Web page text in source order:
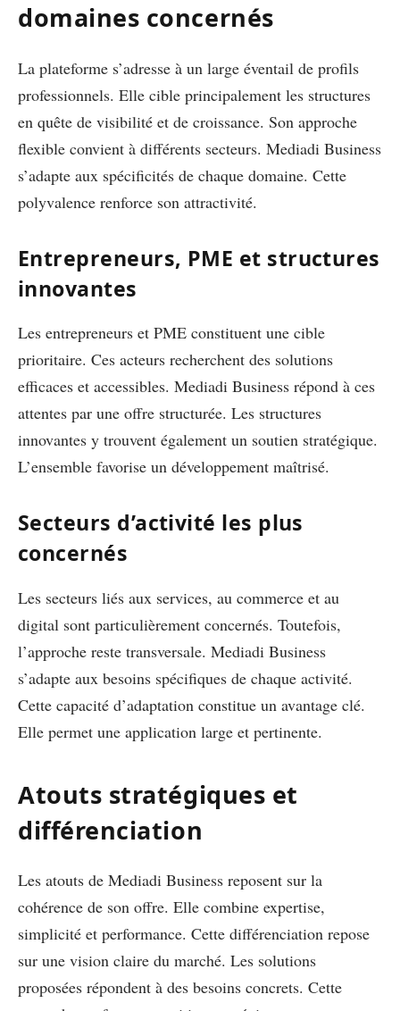
domaines concernés
La plateforme s’adresse à un large éventail de profils
professionnels. Elle cible principalement les structures
en quête de visibilité et de croissance. Son approche
flexible convient à différents secteurs. Mediadi Business
s’adapte aux spécificités de chaque domaine. Cette
polyvalence renforce son attractivité.
Entrepreneurs, PME et structures
innovantes
Les entrepreneurs et PME constituent une cible
prioritaire. Ces acteurs recherchent des solutions
efficaces et accessibles. Mediadi Business répond à ces
attentes par une offre structurée. Les structures
innovantes y trouvent également un soutien stratégique.
L’ensemble favorise un développement maîtrisé.
Secteurs d’activité les plus
concernés
Les secteurs liés aux services, au commerce et au
digital sont particulièrement concernés. Toutefois,
l’approche reste transversale. Mediadi Business
s’adapte aux besoins spécifiques de chaque activité.
Cette capacité d’adaptation constitue un avantage clé.
Elle permet une application large et pertinente.
Atouts stratégiques et
différenciation
Les atouts de Mediadi Business reposent sur la
cohérence de son offre. Elle combine expertise,
simplicité et performance. Cette différenciation repose
sur une vision claire du marché. Les solutions
proposées répondent à des besoins concrets. Cette